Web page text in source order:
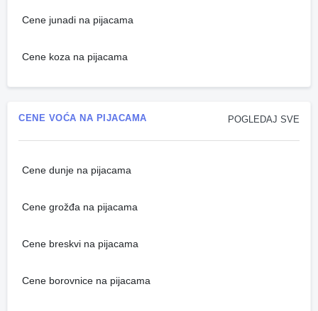
Cene junadi na pijacama
Cene koza na pijacama
POGLEDAJ SVE
CENE VOĆA NA PIJACAMA
Cene dunje na pijacama
Cene grožđa na pijacama
Cene breskvi na pijacama
Cene borovnice na pijacama